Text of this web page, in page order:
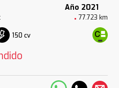
Año 2021
77.723 km
150 cv